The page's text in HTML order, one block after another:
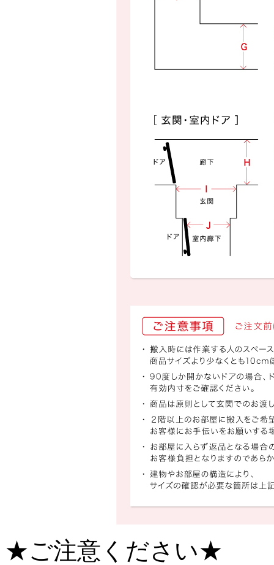
★ご注意ください★